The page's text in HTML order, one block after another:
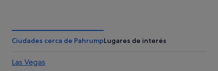
Cabañas en Las Vegas
Rock Canyon
Ciudades cerca de PahrumpLugares de interés
Las Vegas